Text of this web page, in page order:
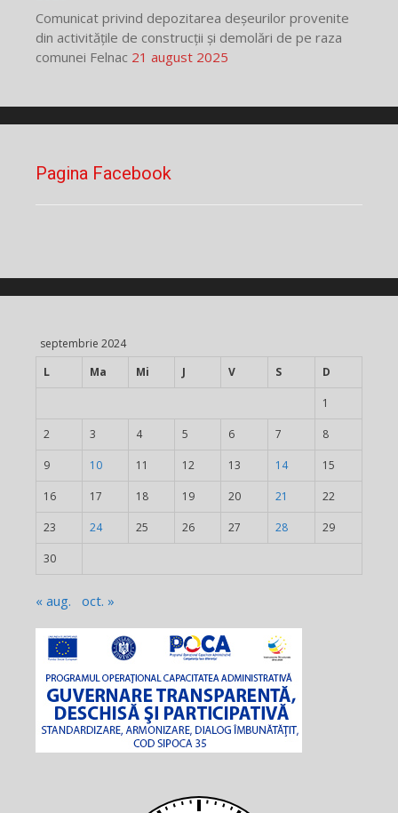
Comunicat privind depozitarea deșeurilor provenite
din activitățile de construcții și demolări de pe raza
comunei Felnac 21 august 2025
Pagina Facebook
septembrie 2024
L
Ma Mi J V S D
1
2 3 4 5 6 7 8
9 10 11 12 13 14 15
16 17 18 19 20 21 22
23 24 25 26 27 28 29
30
« aug. oct. »